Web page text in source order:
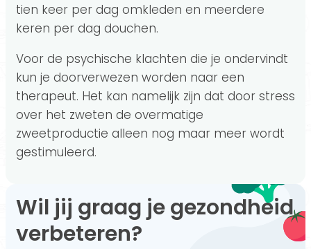
tien keer per dag omkleden en meerdere
keren per dag douchen.
Voor de psychische klachten die je ondervindt
kun je doorverwezen worden naar een
therapeut. Het kan namelijk zijn dat door stress
over het zweten de overmatige
zweetproductie alleen nog maar meer wordt
gestimuleerd.
Wil jij graag je gezondheid
verbeteren?